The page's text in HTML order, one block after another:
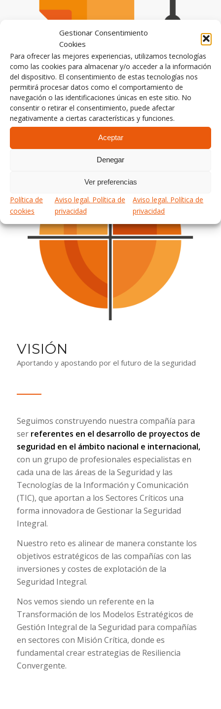
Gestionar Consentimiento
Cookies
Para ofrecer las mejores experiencias, utilizamos tecnologías
como las cookies para almacenar y/o acceder a la información
del dispositivo. El consentimiento de estas tecnologías nos
permitirá procesar datos como el comportamiento de
navegación o las identificaciones únicas en este sitio. No
consentir o retirar el consentimiento, puede afectar
negativamente a ciertas características y funciones.
Aceptar
Denegar
Ver preferencias
Política de
cookies
Aviso legal. Política de
privacidad
Aviso legal. Política de
privacidad
VISIÓN
Aportando y apostando por el futuro de la seguridad
Seguimos construyendo nuestra compañía para
ser referentes en el desarrollo de proyectos de
seguridad en el ámbito nacional e internacional,
con un grupo de profesionales especialistas en
cada una de las áreas de la Seguridad y las
Tecnologías de la Información y Comunicación
(TIC), que aportan a los Sectores Críticos una
forma innovadora de Gestionar la Seguridad
Integral.
Nuestro reto es alinear de manera constante los
objetivos estratégicos de las compañías con las
inversiones y costes de explotación de la
Seguridad Integral.
Nos vemos siendo un referente en la
Transformación de los Modelos Estratégicos de
Gestión Integral de la Seguridad para compañías
en sectores con Misión Crítica, donde es
fundamental crear estrategias de Resiliencia
Convergente.